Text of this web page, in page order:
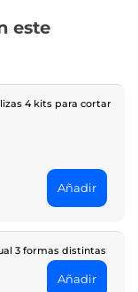
este
4 kits para cortar
Añadir
3 formas distintas
Añadir